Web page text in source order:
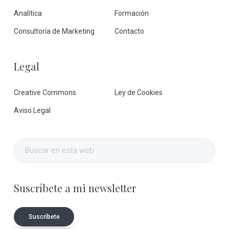
Analítica Formación
Consultoría de Marketing Contacto
Legal
Creative Commons Ley de Cookies
Aviso Legal
Buscar
en
web
Suscríbete a mi newsletter
Suscríbete